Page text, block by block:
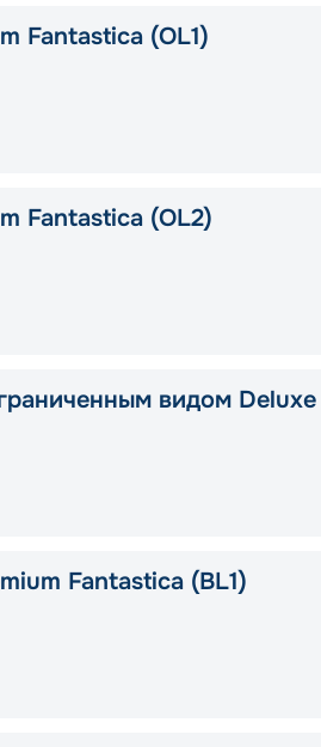
Fantastica (OL1)
Fantastica (OL2)
видом Deluxe
Fantastica (BL1)